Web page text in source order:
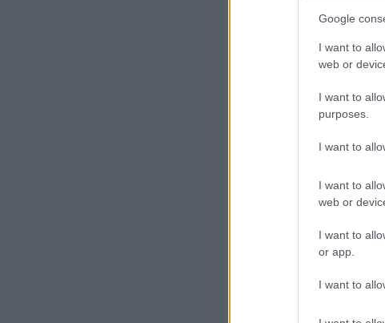
Google
I want to
web or
I want to
purposes.
I want to
I want to
web or
I want to
or app.
I want to